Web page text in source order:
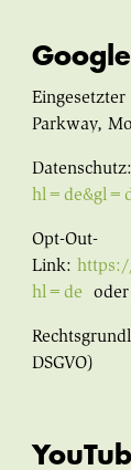
Parkway,
Datenschutz:
Opt-Out-
Link:
hl=de oder
DSGVO)